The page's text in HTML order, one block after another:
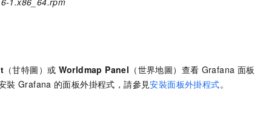
（甘特圖）或 Worldmap Panel （世界地圖）查看 Grafana 面板
裝 Grafana 的面板外掛程式，請參見安裝面板外掛程式。